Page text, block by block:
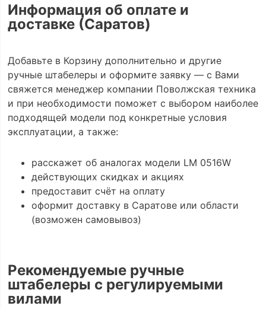
Информация об оплате и
доставке (Саратов)
Добавьте в Корзину дополнительно и другие
ручные штабелеры и оформите заявку — с Вами
свяжется менеджер компании Поволжская техника
и при необходимости поможет с выбором наиболее
подходящей модели под конкретные условия
эксплуатации, а также:
расскажет об аналогах модели LM 0516W
действующих скидках и акциях
предоставит счёт на оплату
оформит доставку в Саратове или области
(возможен самовывоз)
Рекомендуемые ручные
штабелеры с регулируемыми
вилами